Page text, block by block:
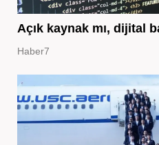
Açık kaynak mı, dijital
Haber7